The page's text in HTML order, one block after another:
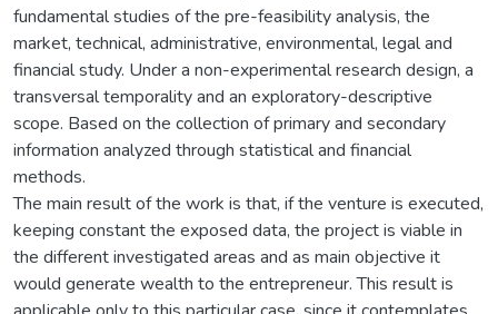
fundamental studies of the pre-feasibility analysis, the
market, technical, administrative, environmental, legal and
financial study. Under a non-experimental research design, a
transversal temporality and an exploratory-descriptive
scope. Based on the collection of primary and secondary
information analyzed through statistical and financial
methods.
The main result of the work is that, if the venture is executed,
keeping constant the exposed data, the project is viable in
the different investigated areas and as main objective it
would generate wealth to the entrepreneur. This result is